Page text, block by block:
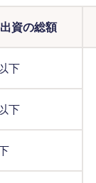
資の総額
下
下